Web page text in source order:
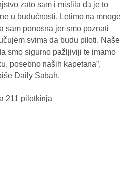
zato sam i mislila da je to
u budućnosti. Letimo na mnoge
sam ponosna jer smo poznati
svima da budu piloti. Naše
smo sigurno pažljiviji te imamo
posebno naših kapetana”,
Daily Sabah.